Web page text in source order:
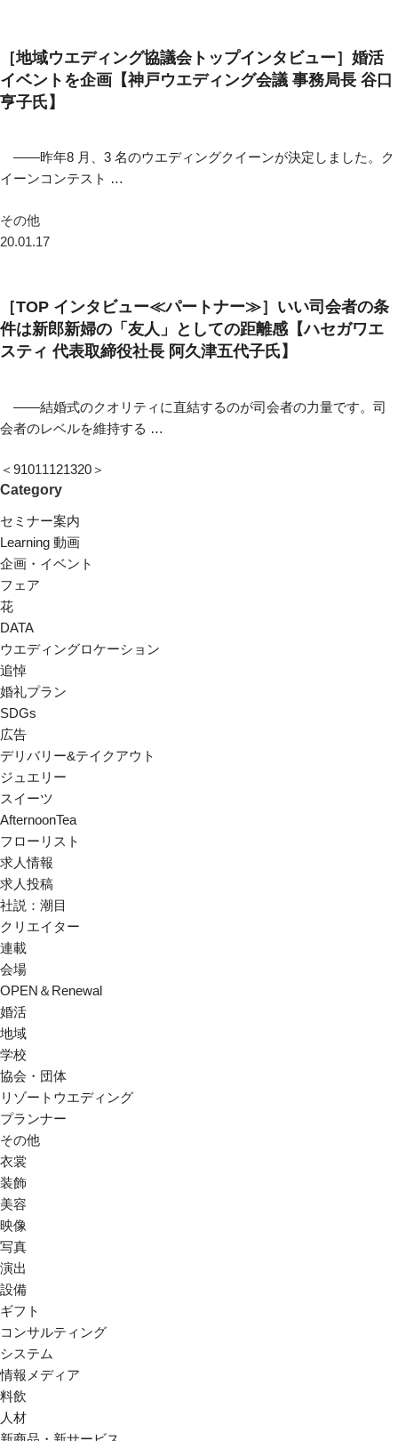
［地域ウエディング協議会トップインタビュー］婚活
イベントを企画【神戸ウエディング会議 事務局長 谷口
亨子氏】
――昨年8 月、3 名のウエディングクイーンが決定しました。ク
イーンコンテスト …
その他
20.01.17
［TOP インタビュー≪パートナー≫］いい司会者の条
件は新郎新婦の「友人」としての距離感【ハセガワエ
スティ 代表取締役社長 阿久津五代子氏】
――結婚式のクオリティに直結するのが司会者の力量です。司
会者のレベルを維持する …
＜91011121320＞
Category
セミナー案内
Learning 動画
企画・イベント
フェア
花
DATA
ウエディングロケーション
追悼
婚礼プラン
SDGs
広告
デリバリー&テイクアウト
ジュエリー
スイーツ
AfternoonTea
フローリスト
求人情報
求人投稿
社説：潮目
クリエイター
連載
会場
OPEN＆Renewal
婚活
地域
学校
協会・団体
リゾートウエディング
プランナー
その他
衣裳
装飾
美容
映像
写真
演出
設備
ギフト
コンサルティング
システム
情報メディア
料飲
人材